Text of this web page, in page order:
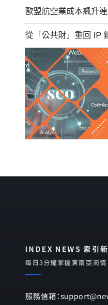
歐盟航空業成本飆升
從「公共財」重回 IP
INDEX NEWS 索引
每日3分鐘掌握東南亞商情
服務信箱：